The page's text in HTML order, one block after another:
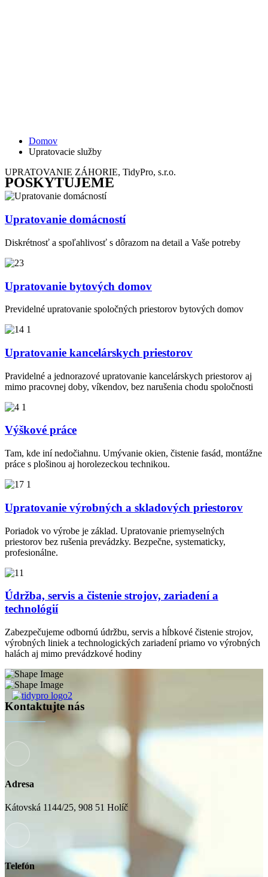
Domov
Upratovacie služby
UPRATOVANIE ZÁHORIE, TidyPro, s.r.o.
POSKYTUJEME
Upratovanie domácností
Diskrétnosť a spoľahlivosť s dôrazom na detail a Vaše potreby
Upratovanie bytových domov
Previdelné upratovanie spoločných priestorov bytových domov
Upratovanie kancelárskych priestorov
Pravidelné a jednorazové upratovanie kancelárskych priestorov aj
mimo pracovnej doby, víkendov, bez narušenia chodu spoločnosti
Výškové práce
Tam, kde iní nedočiahnu. Umývanie okien, čistenie fasád, montážne
práce s plošinou aj horolezeckou technikou.
Upratovanie výrobných a skladových priestorov
Poriadok vo výrobe je základ. Upratovanie priemyselných
priestorov bez rušenia prevádzky. Bezpečne, systematicky,
profesionálne.
Údržba, servis a čistenie strojov, zariadení a
technológií
Zabezpečujeme odbornú údržbu, servis a hĺbkové čistenie strojov,
výrobných liniek a technologických zariadení priamo vo výrobných
halách aj mimo prevádzkové hodiny
Kontaktujte nás
Adresa
Kátovská 1144/25, 908 51 Holíč
Telefón